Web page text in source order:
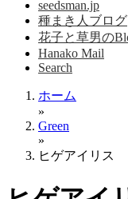
seedsman.jp
種まき人ブログ
花子と草男の
Hanako Mail
Search
ホーム
»
Green
»
ヒゲアイリス